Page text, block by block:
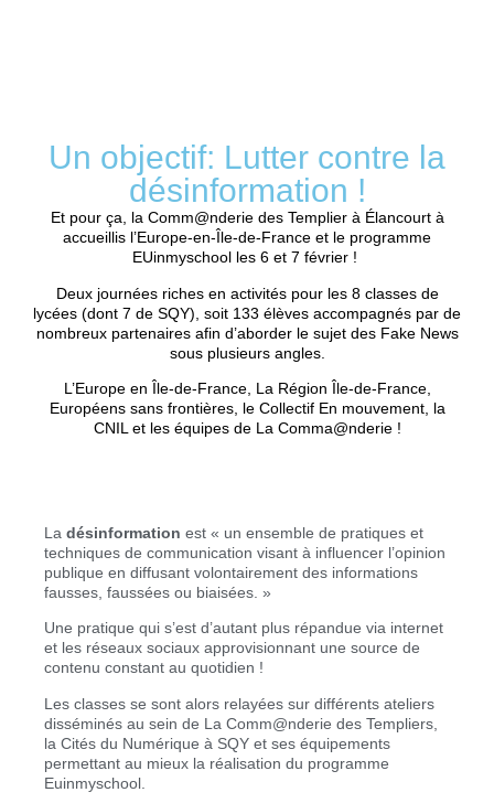
Un objectif: Lutter contre la
désinformation !
Et pour ça, la Comm@nderie des Templier à Élancourt à
accueillis l’Europe-en-Île-de-France et le programme
EUinmyschool les 6 et 7 février !
Deux journées riches en activités pour les 8 classes de
lycées (dont 7 de SQY), soit 133 élèves accompagnés par de
nombreux partenaires afin d’aborder le sujet des Fake News
sous plusieurs angles.
L’Europe en Île-de-France, La Région Île-de-France,
Européens sans frontières, le Collectif En mouvement, la
CNIL et les équipes de La Comma@nderie !
La désinformation est « un ensemble de pratiques et
techniques de communication visant à influencer l’opinion
publique en diffusant volontairement des informations
fausses, faussées ou biaisées. »
Une pratique qui s’est d’autant plus répandue via internet
et les réseaux sociaux approvisionnant une source de
contenu constant au quotidien !
Les classes se sont alors relayées sur différents ateliers
disséminés au sein de La Comm@nderie des Templiers,
la Cités du Numérique à SQY et ses équipements
permettant au mieux la réalisation du programme
Euinmyschool.